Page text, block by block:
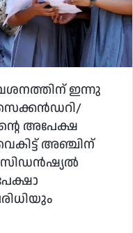
ഇന്നു
അപേക്ഷ
അഞ്ചിന്